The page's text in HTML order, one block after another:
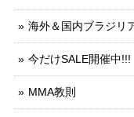
海外＆国内ブラジリ
今だけSALE開催中!!!
MMA教則